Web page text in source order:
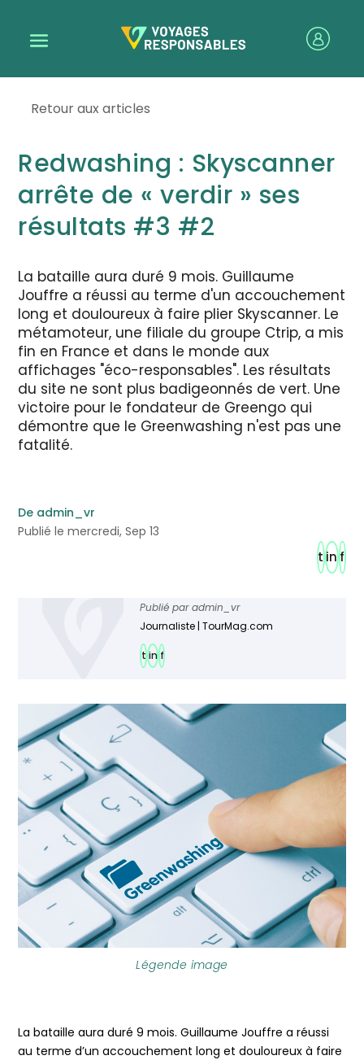
Retour aux articles
Redwashing : Skyscanner
arrête de « verdir » ses
résultats #3 #2
La bataille aura duré 9 mois. Guillaume
Jouffre a réussi au terme d'un accouchement
long et douloureux à faire plier Skyscanner. Le
métamoteur, une filiale du groupe Ctrip, a mis
fin en France et dans le monde aux
affichages "éco-responsables". Les résultats
du site ne sont plus badigeonnés de vert. Une
victoire pour le fondateur de Greengo qui
démontre que le Greenwashing n'est pas une
fatalité.
De admin_vr
Publié le mercredi, Sep 13
tinf
Publié paradmin_vr
Journaliste | TourMag.com
t in f
Légende image
La bataille aura duré 9 mois. Guillaume Jouffre a réussi
au terme d’un accouchement long et douloureux à faire